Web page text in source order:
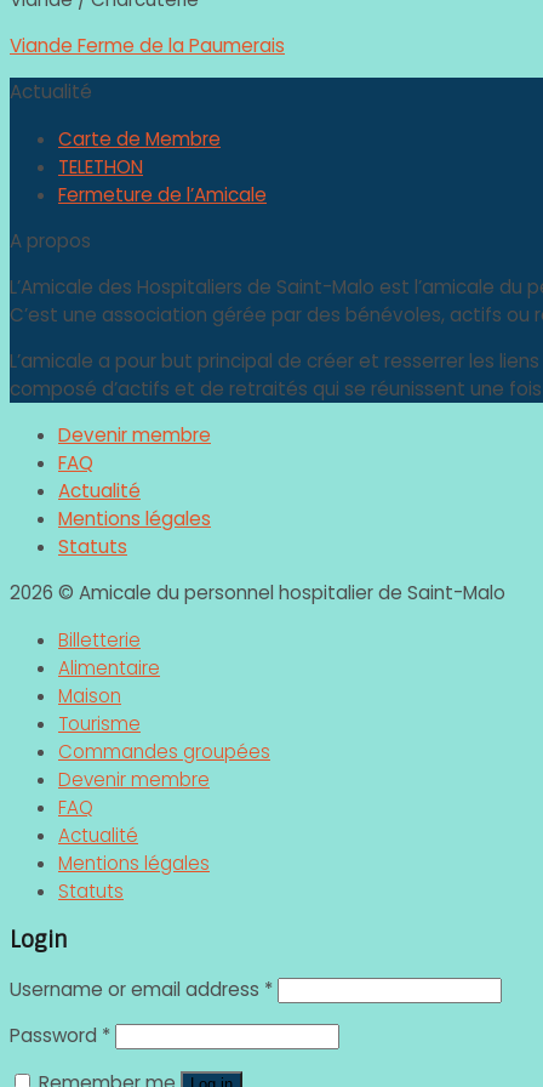
Viande Ferme de la Paumerais
Actualité
Carte de Membre
TELETHON
Fermeture de l’Amicale
A propos
L’Amicale des Hospitaliers de Saint-Malo est l’amicale
C’est une association gérée par des bénévoles, actifs
L’amicale a pour but principal de créer et resserrer les
composé d’actifs et de retraités qui se réunissent une
Devenir membre
FAQ
Actualité
Mentions légales
Statuts
2026 © Amicale du personnel hospitalier de Saint-Malo
Billetterie
Alimentaire
Maison
Tourisme
Commandes groupées
Devenir membre
FAQ
Actualité
Mentions légales
Statuts
Login
Username or email address *
Password *